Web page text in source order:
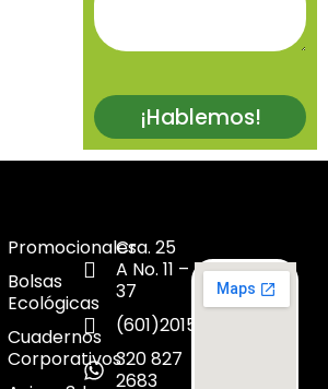
¡Hablemos!
Promocionales
Bolsas
Ecológicas
Cuadernos
Corporativos
Cra. 25
A No. 11 –
37
(601)2015300
320 827
2683